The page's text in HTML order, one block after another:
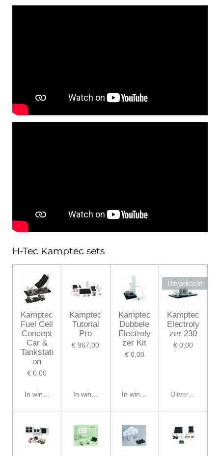
H-Tec Kamptec sets
Kamptec
Fuel Cell
Concept
Car &
Tankstati
on
€ 0,00
In winkelwagen
Kamptec
Tutorial
Pro
€ 967,00
In winkelwagen
Kamptec
Dubbele
Electroly
zer Kit
€ 0,00
In winkelwagen
Uitverkocht
Kamptec
Electroly
zer 230
€ 0,00
Uitverkocht